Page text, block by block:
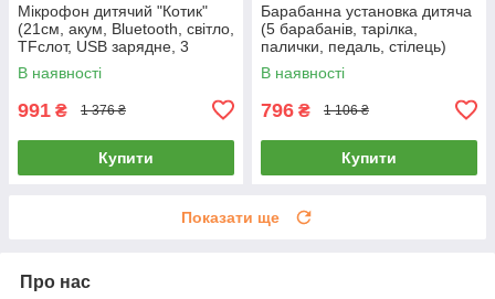
Мікрофон дитячий "Котик"
(21см, акум, Bluetooth, світло,
TFслот, USB зарядне, 3
кольори) XL-610
В наявності
991 ₴ 1 376 ₴
Купити
Барабанна установка дитяча
(5 барабанів, тарілка,
палички, педаль, стілець)
XBL 773-16
В наявності
796 ₴ 1 106 ₴
Купити
Показати ще
Про нас